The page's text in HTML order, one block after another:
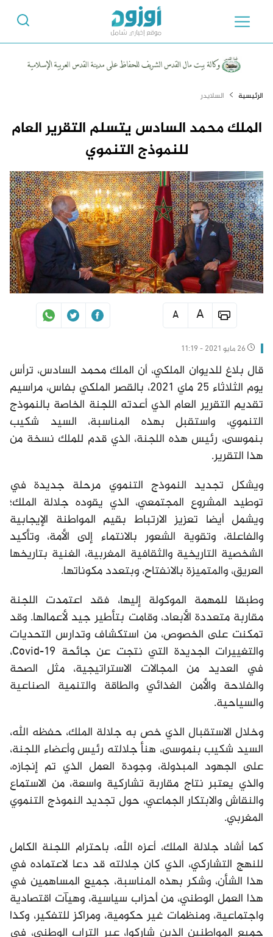
الرئيسية السلايدر
الملك محمد السادس يتسلم التقرير العام
للنموذج التنموي
قال بلاغ للديوان الملكي، أن الملك محمد السادس، ترأس
يوم الثلاثاء 25 ماي 2021، بالقصر الملكي بفاس، مراسيم
تقديم التقرير العام الذي أعدته اللجنة الخاصة بالنموذج
التنموي، واستقبل بهذه المناسبة، السيد شكيب
بنموسى، رئيس هذه اللجنة، الذي قدم للملك نسخة من
هذا التقرير.
ويشكل تجديد النموذج التنموي مرحلة جديدة في
توطيد المشروع المجتمعي، الذي يقوده جلالة الملك؛
ويشمل أيضا تعزيز الارتباط بقيم المواطنة الإيجابية
والفاعلة، وتقوية الشعور بالانتماء إلى الأمة، وتأكيد
الشخصية التاريخية والثقافية المغربية، الغنية بتاريخها
العريق، والمتميزة بالانفتاح، وبتعدد مكوناتها.
وطبقا للمهمة الموكولة إليها، فقد اعتمدت اللجنة
مقاربة متعددة الأبعاد، وقامت بتأطير جيد لأعمالها. وقد
تمكنت على الخصوص، من استكشاف وتدارس التحديات
والتغييرات الجديدة التي نتجت عن جائحة Covid-19،
في العديد من المجالات الاستراتيجية، مثل الصحة
والفلاحة والأمن الغذائي والطاقة والتنمية الصناعية
والسياحية.
وخلال الاستقبال الذي خص به جلالة الملك، حفظه الله،
السيد شكيب بنموسى، هنأ جلالته رئيس وأعضاء اللجنة،
على الجهود المبذولة، وجودة العمل الذي تم إنجازه،
والذي يعتبر نتاج مقاربة تشاركية واسعة، من الاستماع
والنقاش والابتكار الجماعي، حول تجديد النموذج التنموي
المغربي.
كما أشاد جلالة الملك، أعزه الله، باحترام اللجنة الكامل
للنهج التشاركي، الذي كان جلالته قد دعا لاعتماده في
هذا الشأن، وشكر بهذه المناسبة، جميع المساهمين في
هذا العمل الوطني، من أحزاب سياسية، وهيآت اقتصادية
واجتماعية، ومنظمات غير حكومية، ومراكز للتفكير، وكذا
جميع المواطنين الذين شاركوا، عبر التراب الوطني، في
A
A